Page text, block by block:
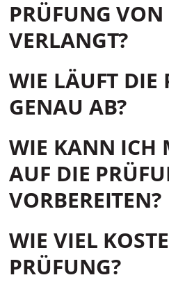
PRÜFUNG
VERLANGT?
WIE LÄUFT DIE
GENAU AB?
WIE KANN ICH
AUF DIE
VORBEREITEN?
WIE VIEL
PRÜFUNG?